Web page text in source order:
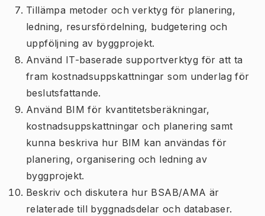
Tillämpa metoder och verktyg för planering,
ledning, resursfördelning, budgetering och
uppföljning av byggprojekt.
Använd IT-baserade supportverktyg för att ta
fram kostnadsuppskattningar som underlag för
beslutsfattande.
Använd BIM för kvantitetsberäkningar,
kostnadsuppskattningar och planering samt
kunna beskriva hur BIM kan användas för
planering, organisering och ledning av
byggprojekt.
Beskriv och diskutera hur BSAB/AMA är
relaterade till byggnadsdelar och databaser.